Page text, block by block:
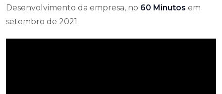
Desenvolvimento da empresa, no 60 Minutos em
setembro de 2021.